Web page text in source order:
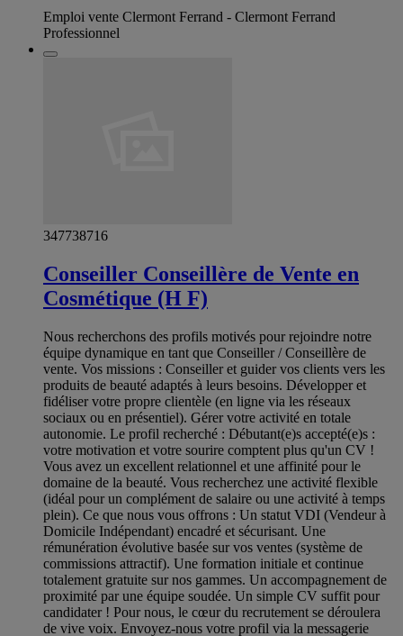
Emploi vente Clermont Ferrand - Clermont Ferrand
Professionnel
347738716
Conseiller Conseillère de Vente en
Cosmétique (H F)
Nous recherchons des profils motivés pour rejoindre notre
équipe dynamique en tant que Conseiller / Conseillère de
vente. Vos missions : Conseiller et guider vos clients vers les
produits de beauté adaptés à leurs besoins. Développer et
fidéliser votre propre clientèle (en ligne via les réseaux
sociaux ou en présentiel). Gérer votre activité en totale
autonomie. Le profil recherché : Débutant(e)s accepté(e)s :
votre motivation et votre sourire comptent plus qu'un CV !
Vous avez un excellent relationnel et une affinité pour le
domaine de la beauté. Vous recherchez une activité flexible
(idéal pour un complément de salaire ou une activité à temps
plein). Ce que nous vous offrons : Un statut VDI (Vendeur à
Domicile Indépendant) encadré et sécurisant. Une
rémunération évolutive basée sur vos ventes (système de
commissions attractif). Une formation initiale et continue
totalement gratuite sur nos gammes. Un accompagnement de
proximité par une équipe soudée. Un simple CV suffit pour
candidater ! Pour nous, le cœur du recrutement se déroulera
de vive voix. Envoyez-nous votre profil via la messagerie